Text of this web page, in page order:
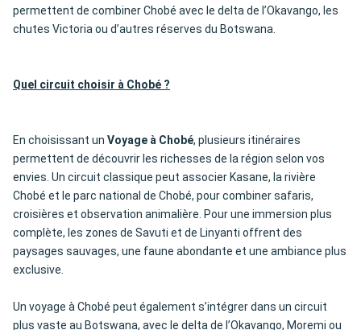
permettent de combiner Chobé avec le delta de l’Okavango, les
chutes Victoria ou d’autres réserves du Botswana.
Quel circuit choisir à Chobé ?
En choisissant un Voyage à Chobé, plusieurs itinéraires
permettent de découvrir les richesses de la région selon vos
envies. Un circuit classique peut associer Kasane, la rivière
Chobé et le parc national de Chobé, pour combiner safaris,
croisières et observation animalière. Pour une immersion plus
complète, les zones de Savuti et de Linyanti offrent des
paysages sauvages, une faune abondante et une ambiance plus
exclusive.
Un voyage à Chobé peut également s’intégrer dans un circuit
plus vaste au Botswana, avec le delta de l’Okavango, Moremi ou